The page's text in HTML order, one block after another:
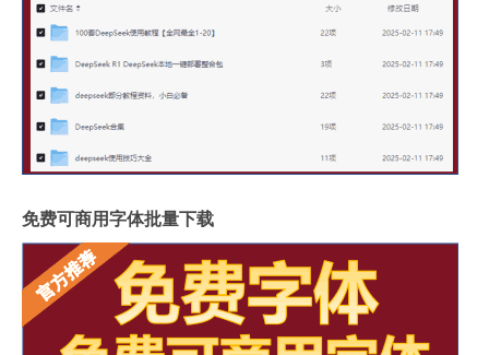
免费可商用字体批量下载